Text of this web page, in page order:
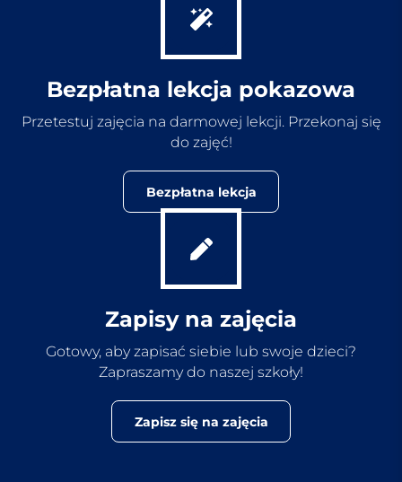
Bezpłatna lekcja pokazowa
Przetestuj zajęcia na darmowej lekcji. Przekonaj się
do zajęć!
Bezpłatna lekcja
Zapisy na zajęcia
Gotowy, aby zapisać siebie lub swoje dzieci?
Zapraszamy do naszej szkoły!
Zapisz się na zajęcia